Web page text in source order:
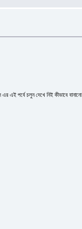
এই পর্বে চলুন দেখে নিই কীভাবে